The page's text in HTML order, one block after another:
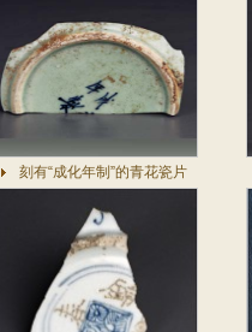
刻有“成化年制”的青花瓷片